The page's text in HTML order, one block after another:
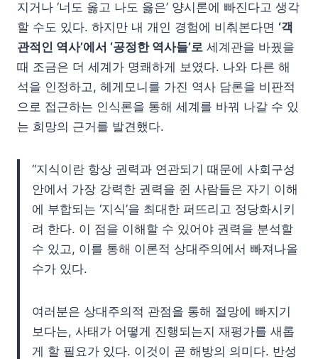
지거나 ‘너도 옳고 나도 옳은’ 양시론에 빠진다고 생각
할 수도 있다. 하지만 내 개인 경험에 비춰본다면 ‘객
관적인 역사’에서 ‘공정한 역사들’로 세계관을 바꿨을
때 조금은 더 세계가 명쾌하게 보였다. 나와 다른 해
석을 인정하고, 헤게모니를 가진 역사 담론을 비판적
으로 접근하는 인식론을 통해 세계를 바꿔 나갈 수 있
는 희망의 근거를 발견했다.
“지식이란 항상 권력과 연관되기 때문에 사회구성
안에서 가장 강력한 권력을 쥔 사람들은 자기 이해
에 부합되는 ‘지식’을 최대한 퍼뜨리고 정당화시키
려 한다. 이 점을 이해할 수 있어야 권력을 분석할
수 있고, 이를 통해 이론적 상대주의에서 빠져나올
수가 있다.
여러분은 상대주의적 관점을 통해 절망에 빠지기
보다는, 사태가 어떻게 진행되는지 재평가를 새롭
게 할 필요가 있다. 이것이 곧 해방의 의미다. 반성